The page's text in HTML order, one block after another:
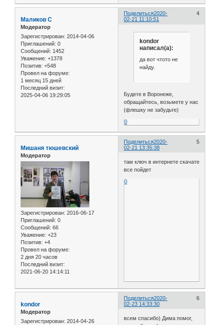
Поделиться 4
2020-
02-21 11:10:51
Маликов С
Модератор
Зарегистрирован: 2014-04-06
Приглашений: 0
Сообщений: 1452
Уважение: +1378
Позитив: +548
Провел на форуме:
1 месяц 15 дней
Последний визит:
2025-04-06 19:29:05
kondor
написал(а):
да вот чтото не
найду.
Будете в Воронеже,
обращайтесь, возьмете у нас
(флешку не забудьте)
0
Поделиться 5
2020-
02-21 13:35:38
Мишаня тюшевский
Модератор
Зарегистрирован: 2016-06-17
Приглашений: 0
Сообщений: 66
Уважение: +23
Позитив: +4
Провел на форуме:
2 дня 20 часов
Последний визит:
2021-06-20 14:14:11
там ключ в интернете скачате
все пойдет
0
Поделиться 6
2020-
02-23 14:33:30
kondor
Модератор
Зарегистрирован: 2014-04-26
всем спасибо) Дима помог,